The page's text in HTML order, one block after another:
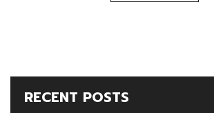
RECENT POSTS